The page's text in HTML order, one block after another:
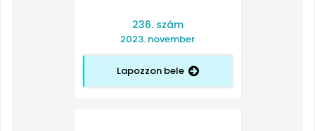
236. szám
2023. november
Lapozzon bele